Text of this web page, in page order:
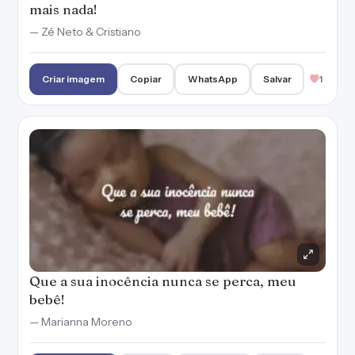
mais nada!
— Zé Neto & Cristiano
Criar imagem Copiar WhatsApp Salvar 1
Que a sua inocência nunca se perca, meu
bebê!
— Marianna Moreno